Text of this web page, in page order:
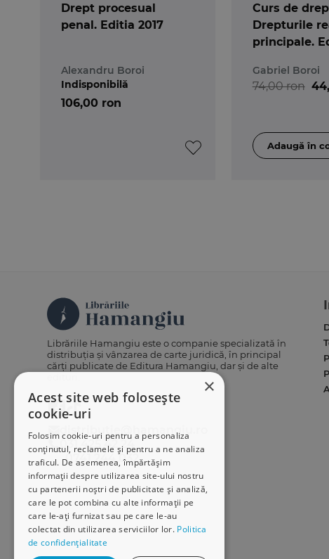
Drept procesual
penal. Editia 2017
Alexandru Boroi
106,00 ron
Indisponibilă
Curs de
Drepturile
principale.
Gabriel Boroi
74,00 ron
×
Acest site web folosește
cookie-uri
Folosim cookie-uri pentru a personaliza
conținutul, reclamele și pentru a ne analiza
traficul. De asemenea, împărtășim
informații despre utilizarea site-ului nostru
cu partenerii noștri de publicitate și analiză,
care le pot combina cu alte informații pe
care le-ați furnizat sau pe care le-au
colectat din utilizarea serviciilor lor. Politica
de confidențialitate
Librăriile Hamangiu este o companie specializată în
distribuția și vânzarea de carte juridică, în principal
cărți publicate de Editura Hamangiu, dar și de alte
distributie@hamangiu.ro
031 425 42 24
0741 244 032